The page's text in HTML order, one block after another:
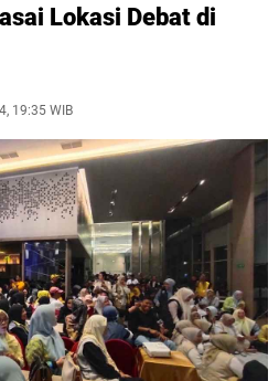
Lokasi Debat di
19:35 WIB